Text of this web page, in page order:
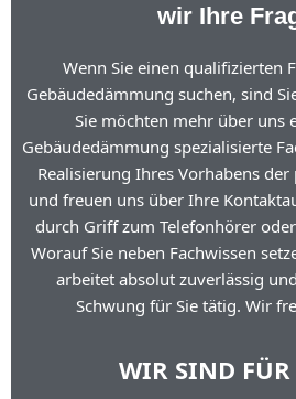
wir Ihre
Wenn Sie einen qualifizierten
Gebäudedämmung suchen, sind
Sie möchten mehr über uns
Gebäudedämmung spezialisierte
Realisierung Ihres Vorhabens
und freuen uns über Ihre
durch Griff zum Telefonhörer
Worauf Sie neben Fachwissen
arbeitet absolut zuverlässig
Schwung für Sie tätig. Wir
WIR SIND FÜR